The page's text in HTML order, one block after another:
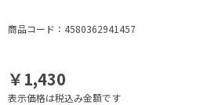
商品コード：4580362941457
￥1,430
表示価格は税込み金額です